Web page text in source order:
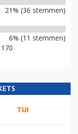
21% (36 stemmen)
6% (11 stemmen)
TUI